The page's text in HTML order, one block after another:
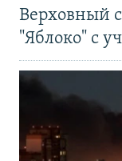
Верховный
"Яблоко" с